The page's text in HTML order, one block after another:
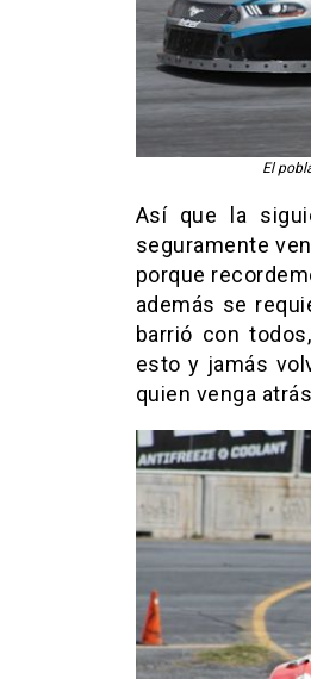
El
Así que la
seguramente
porque
además se
barrió con
esto y jamás
quien venga